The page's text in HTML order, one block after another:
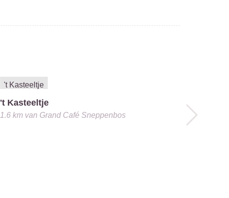
't Kasteeltje
1.6 kmvan Grand Café Sneppenbos